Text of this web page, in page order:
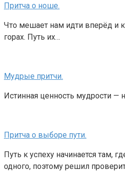
Притча о ноше.
Что мешает нам идти вперёд и
горах. Путь их…
Мудрые притчи.
Истинная ценность мудрости —
Притча о выборе пути.
Путь к успеху начинается там,
одного, поэтому решил